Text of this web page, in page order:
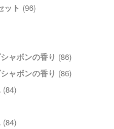
ット (96)
ャボンの香り (86)
ャボンの香り (86)
(84)
(84)